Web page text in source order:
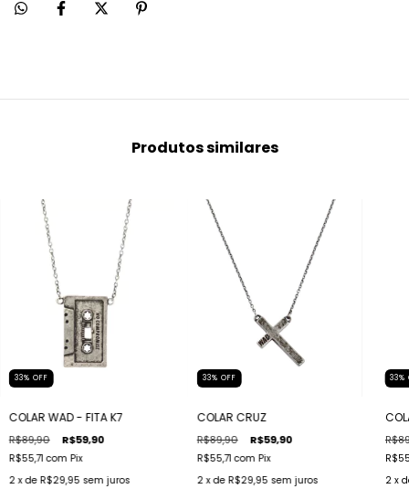
Produtos similares
33% OFF
COLAR WAD - FITA K7
R$89,90 R$59,90
R$55,71com Pix
2 x de R$29,95 sem juros
33% OFF
COLAR CRUZ
R$89,90 R$59,90
R$55,71com Pix
2 x de R$29,95 sem juros
33%
2 x